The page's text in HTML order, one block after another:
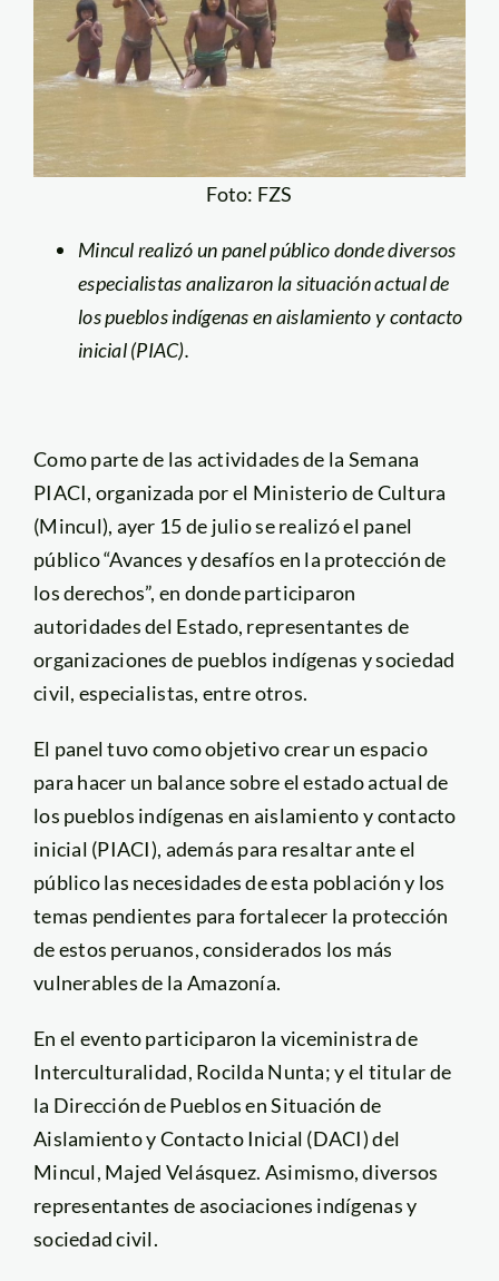
Foto: FZS
Mincul realizó un panel público donde diversos
especialistas analizaron la situación actual de
los pueblos indígenas en aislamiento y contacto
inicial (PIAC).
Como parte de las actividades de la Semana
PIACI, organizada por el Ministerio de Cultura
(Mincul), ayer 15 de julio se realizó el panel
público “Avances y desafíos en la protección de
los derechos”, en donde participaron
autoridades del Estado, representantes de
organizaciones de pueblos indígenas y sociedad
civil, especialistas, entre otros.
El panel tuvo como objetivo crear un espacio
para hacer un balance sobre el estado actual de
los pueblos indígenas en aislamiento y contacto
inicial (PIACI), además para resaltar ante el
público las necesidades de esta población y los
temas pendientes para fortalecer la protección
de estos peruanos, considerados los más
vulnerables de la Amazonía.
En el evento participaron la viceministra de
Interculturalidad, Rocilda Nunta; y el titular de
la Dirección de Pueblos en Situación de
Aislamiento y Contacto Inicial (DACI) del
Mincul, Majed Velásquez. Asimismo, diversos
representantes de asociaciones indígenas y
sociedad civil.